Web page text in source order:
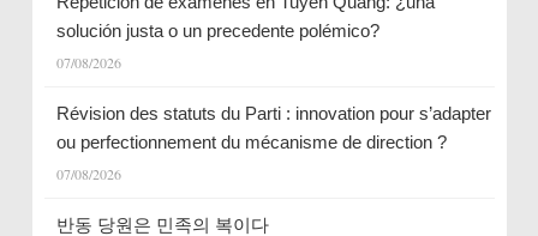
solución justa o un precedente polémico?
07/08/2026
Révision des statuts du Parti : innovation pour s’adapter
ou perfectionnement du mécanisme de direction ?
07/08/2026
반동 당원은 민족의 복이다